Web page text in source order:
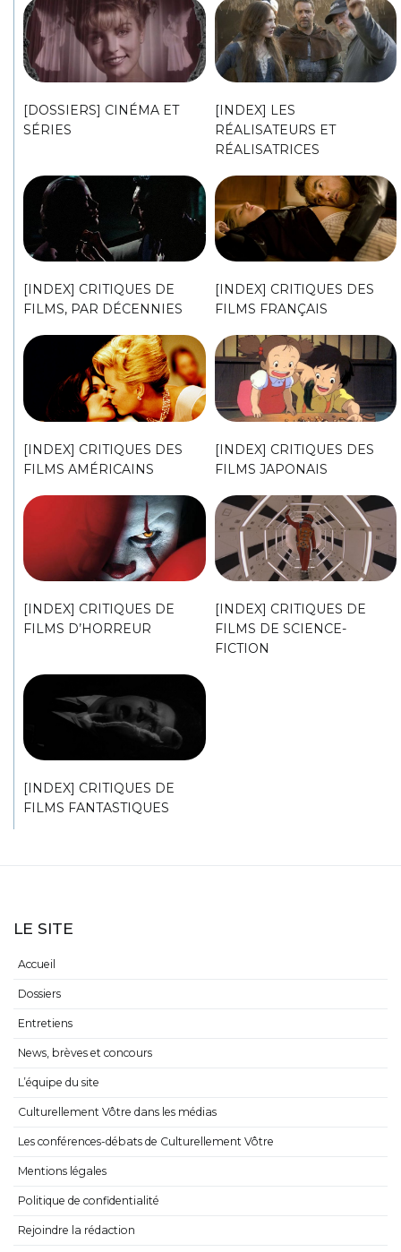
[DOSSIERS] CINÉMA ET
SÉRIES
[INDEX] LES
RÉALISATEURS ET
RÉALISATRICES
[INDEX] CRITIQUES DE
FILMS, PAR DÉCENNIES
[INDEX] CRITIQUES DES
FILMS FRANÇAIS
[INDEX] CRITIQUES DES
FILMS AMÉRICAINS
[INDEX] CRITIQUES DES
FILMS JAPONAIS
[INDEX] CRITIQUES DE
FILMS D’HORREUR
[INDEX] CRITIQUES DE
FILMS DE SCIENCE-
FICTION
[INDEX] CRITIQUES DE
FILMS FANTASTIQUES
LE SITE
Accueil
Dossiers
Entretiens
News, brèves et concours
L’équipe du site
Culturellement Vôtre dans les médias
Les conférences-débats de Culturellement Vôtre
Mentions légales
Politique de confidentialité
Rejoindre la rédaction